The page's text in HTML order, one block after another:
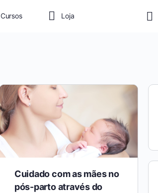
Cursos Loja
Cuidado com as mães no
pós-parto através do